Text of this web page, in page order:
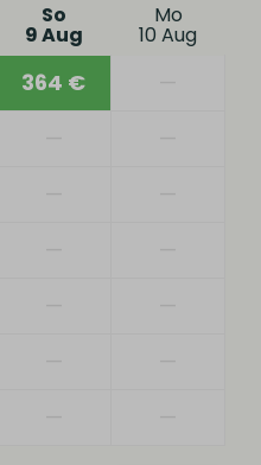
So
9 Aug
Mo
10 Aug
364 €